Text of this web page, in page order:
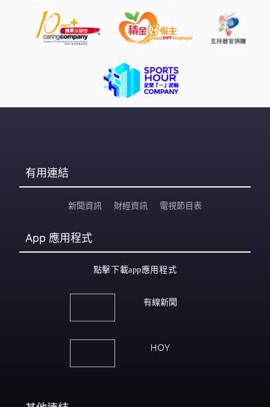
有用連結
新聞資訊 財經資訊 電視節目表
App 應用程式
點擊下載app應用程式
有線新聞
HOY